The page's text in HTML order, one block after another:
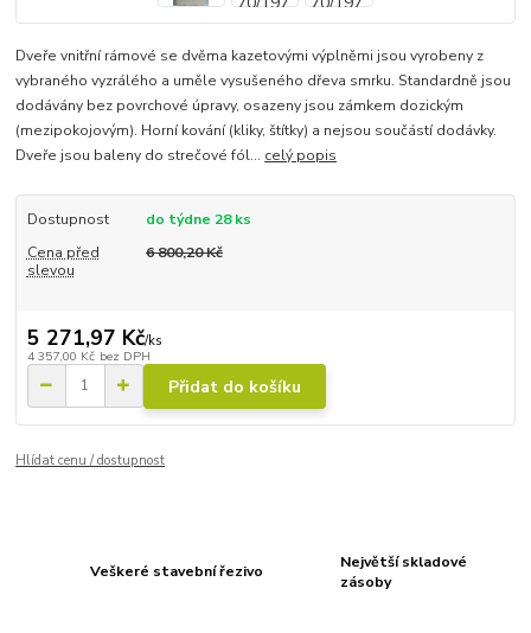
Dveře vnitřní rámové se dvěma kazetovými výplněmi jsou vyrobeny z
vybraného vyzrálého a uměle vysušeného dřeva smrku. Standardně jsou
dodávány bez povrchové úpravy, osazeny jsou zámkem dozickým
(mezipokojovým). Horní kování (kliky, štítky) a nejsou součástí dodávky.
Dveře jsou baleny do strečové fól... celý popis
Dostupnost
do týdne 28 ks
Cena před
slevou
6 800,20 Kč
5 271,97 Kč/ks
4 357,00 Kč bez DPH
Přidat do košíku
Hlídat cenu / dostupnost
Veškeré stavební řezivo
Největší skladové
zásoby